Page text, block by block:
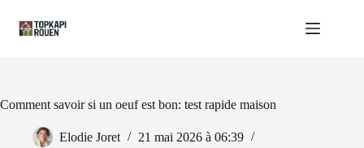
contenu
Comment savoir si un oeuf est bon: test rapide maison
Elodie Joret
21 mai 2026 à 06:39